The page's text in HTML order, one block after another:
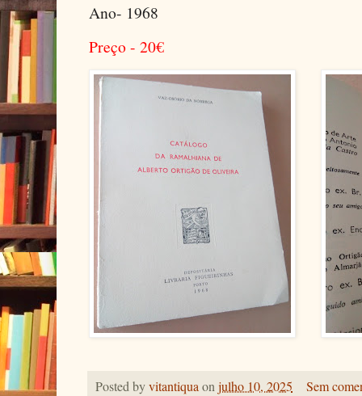
Ano- 1968
Preço - 20€
Posted byvitantiquaonjulho 10, 2025
Sem